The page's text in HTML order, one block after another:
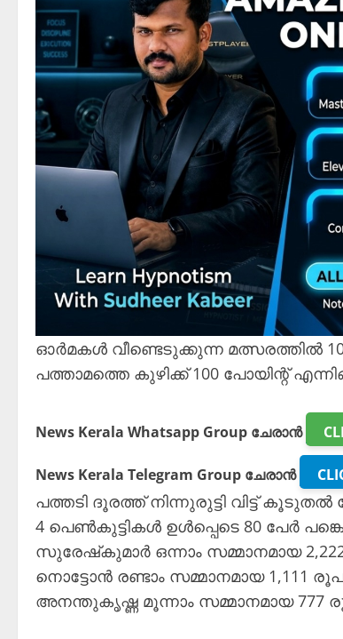
ഓർമകൾ വീണ്ടെടുക്കുന്ന മത്സരത്തിൽ
പത്താമത്തെ കുഴിക്ക് 100 പോയിന്റ്
News Kerala Whatsapp Group ചേരാൻ
News Kerala Telegram Group ചേരാൻ
പത്തടി ദൂരത്ത് നിന്നുരുട്ടി വിട്ട്
4 പെൺകുട്ടികൾ ഉൾപ്പെടെ 80 പേർ
സുരേഷ്‌കുമാർ ഒന്നാം സമ്മാനമായ
നൊട്ടോൻ രണ്ടാം സമ്മാനമായ 1,111
അനന്തുകൃഷ്ണ മൂന്നാം സമ്മാനമായ 777